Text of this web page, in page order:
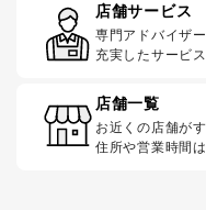
店舗サービス
専門アドバイザ
充実したサービ
店舗一覧
お近くの店舗が
住所や営業時間